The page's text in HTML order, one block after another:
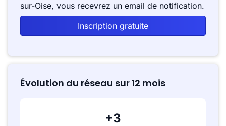
sur-Oise, vous recevrez un email de notification.
Inscription gratuite
Évolution du réseau sur 12 mois
+3